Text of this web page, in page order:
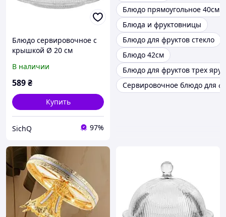
Блюдо сервировочное с
крышкой Ø 20 см
для десертов, выпечки,
фруктов HP-YH-43
В наличии
589₴
Купить
SichQ 97%
Блюдо прямоугольное 40см
Блюда и фруктовницы
Блюдо для фруктов стекло
Блюдо 42см
Блюдо для фруктов трех
Сервировочное блюдо для